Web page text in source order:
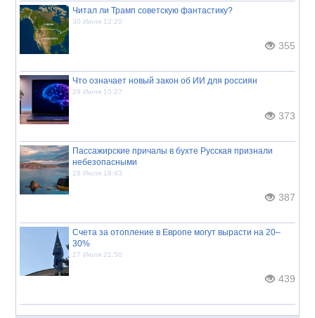
Читал ли Трамп советскую фантастику?
30 Июля 12:20
355
Что означает новый закон об ИИ для россиян
29 Июля 15:27
373
Пассажирские причалы в бухте Русская признали
небезопасными
28 Июля 18:43
387
Счета за отопление в Европе могут вырасти на 20–
30%
27 Июля 21:50
439